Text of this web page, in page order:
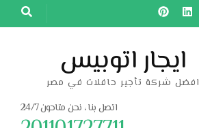
ايجار اتوبيس
افضل شركة تأجير حافلات في مصر
اتصل بنا ، نحن متاحون 24/7